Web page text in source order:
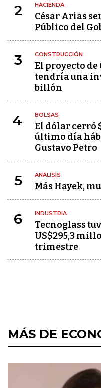
2 HACIENDA
César Arias
Público del
3 CONSTRUCCIÓN
El proyecto de
tendría una
billón
4 BOLSAS
El dólar cerró
último día
Gustavo Petro
5 ANÁLISIS
Más Hayek,
6 INDUSTRIA
Tecnoglass
US$295,3
trimestre
MÁS DE